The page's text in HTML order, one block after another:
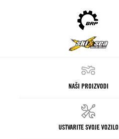
NAŠI PROIZVODI
USTVARITE SVOJE VOZILO